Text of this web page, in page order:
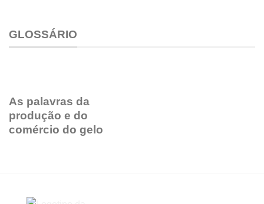
GLOSSÁRIO
As palavras da
produção e do
comércio do gelo